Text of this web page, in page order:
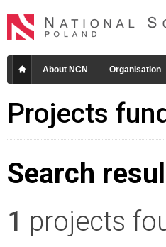
About NCN Organisation
Projects
Search
1 projects